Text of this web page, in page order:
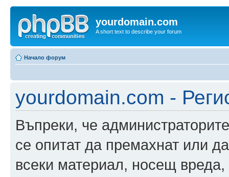
yourdomain.com
A short text to describe your forum
Начало форум
yourdomain.com -
Въпреки, че
се опитат да премахнат или
всеки материал, носещ